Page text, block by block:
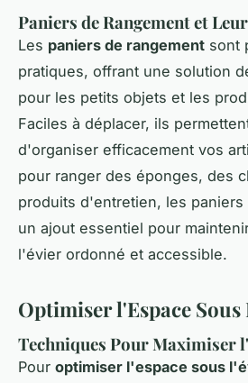
Paniers de Rangement et
Les paniers de rangement sont
pratiques, offrant une solution
pour les petits objets et les
Faciles à déplacer, ils
d'organiser efficacement vos
pour ranger des éponges, des
produits d'entretien, les
un ajout essentiel pour
l'évier ordonné et accessible.
Optimiser l'Espace Sous
Techniques Pour Maximiser
Pour optimiser l'espace sous